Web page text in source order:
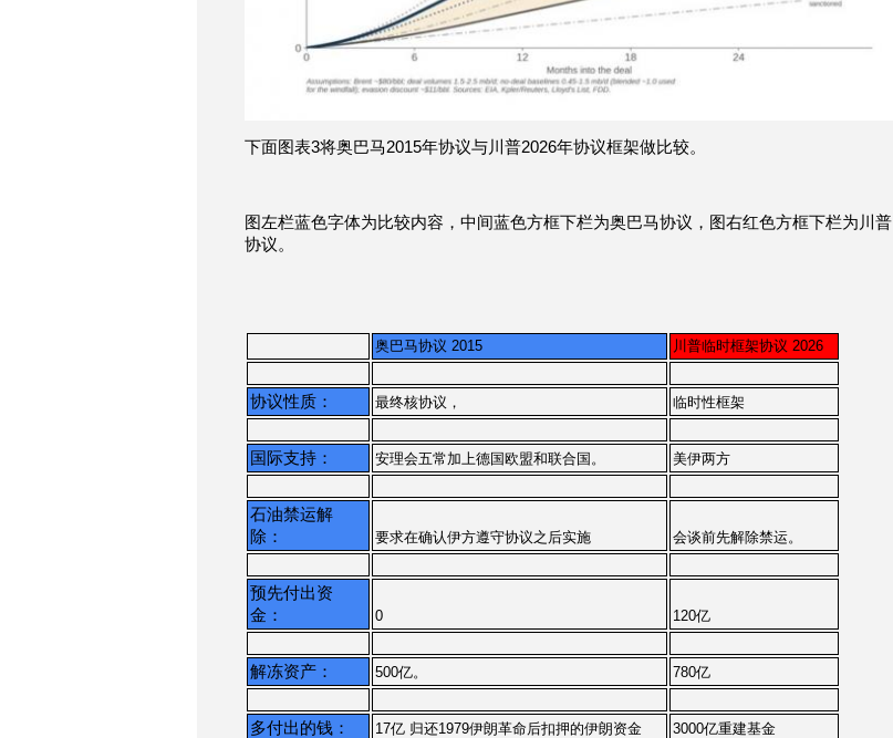
下面图表3将奥巴马2015年协议与川普2026年协议框架做比较。
图左栏蓝色字体为比较内容，中间蓝色方框下栏为奥巴马协议，图右红色方框下栏为川普
协议。
奥巴马协议 2015 川普临时框架协议 2026
协议性质： 最终核协议， 临时性框架
国际支持： 安理会五常加上德国欧盟和联合国。 美伊两方
石油禁运解
除：
要求在确认伊方遵守协议之后实施 会谈前先解除禁运。
预先付出资
金：
0 120亿
解冻资产： 500亿。 780亿
多付出的钱： 17亿 归还1979伊朗革命后扣押的伊朗资金 3000亿重建基金